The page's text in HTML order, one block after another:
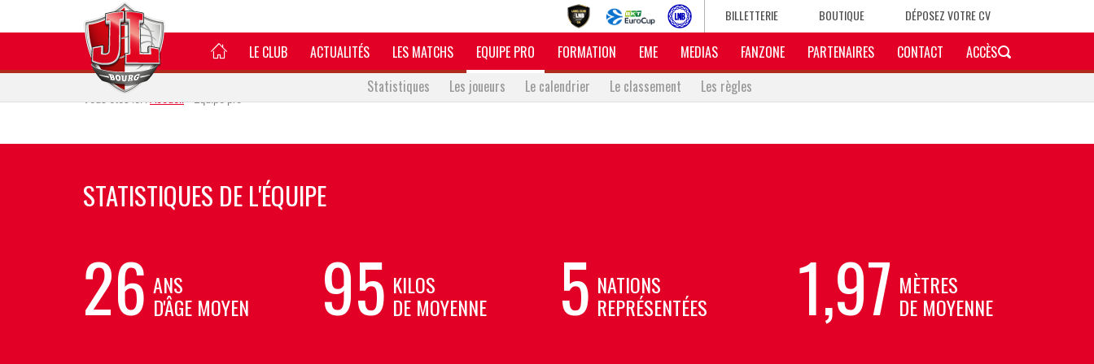
BILLETTERIE BOUTIQUE DÉPOSEZ VOTRE CV
LE CLUB ACTUALITÉS LES MATCHS
EQUIPE PRO
Statistiques
Les joueurs Le calendrier Le classement Les règles
FORMATION EME MEDIAS FANZONE PARTENAIRES CONTACT ACCÈS
EQUIPE PRO
Vous êtes ici :Accueil»Equipe pro
STATISTIQUES DE L'ÉQUIPE
26 ANS
D'ÂGE MOYEN 95 KILOS
DE MOYENNE 5 NATIONS
REPRÉSENTÉES 1,97 MÈTRES
DE MOYENNE